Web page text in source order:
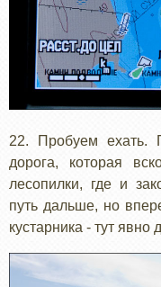
22. Пробуем ехать.
дорога, которая
лесопилки, где и
путь дальше, но
кустарника - тут явно